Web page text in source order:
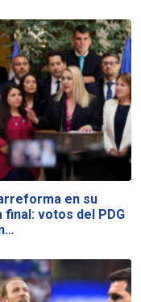
en su
final: votos del PDG